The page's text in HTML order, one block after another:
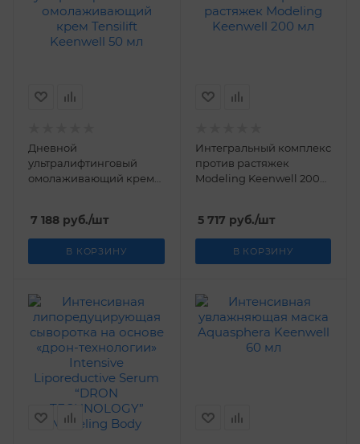
Дневной
ультралифтинговый
омолаживающий крем
7 188 руб./шт
В КОРЗИНУ
Интегральный комплекс
против растяжек
Modeling Keenwell 200
5 717 руб./шт
В КОРЗИНУ